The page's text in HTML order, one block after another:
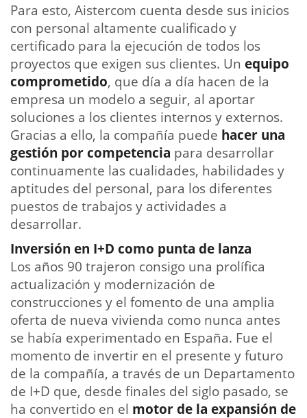
Para esto, Aistercom cuenta desde sus inicios
con personal altamente cualificado y
certificado para la ejecución de todos los
proyectos que exigen sus clientes. Un equipo
comprometido, que día a día hacen de la
empresa un modelo a seguir, al aportar
soluciones a los clientes internos y externos.
Gracias a ello, la compañía puede hacer una
gestión por competencia para desarrollar
continuamente las cualidades, habilidades y
aptitudes del personal, para los diferentes
puestos de trabajos y actividades a
desarrollar.
Inversión en I+D como punta de lanza
Los años 90 trajeron consigo una prolífica
actualización y modernización de
construcciones y el fomento de una amplia
oferta de nueva vivienda como nunca antes
se había experimentado en España. Fue el
momento de invertir en el presente y futuro
de la compañía, a través de un Departamento
de I+D que, desde finales del siglo pasado, se
ha convertido en el motor de la expansión de